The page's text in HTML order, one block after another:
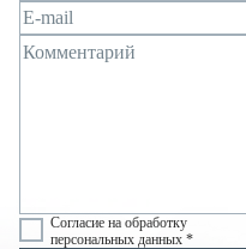
Согласие на обработку
персональных данных *